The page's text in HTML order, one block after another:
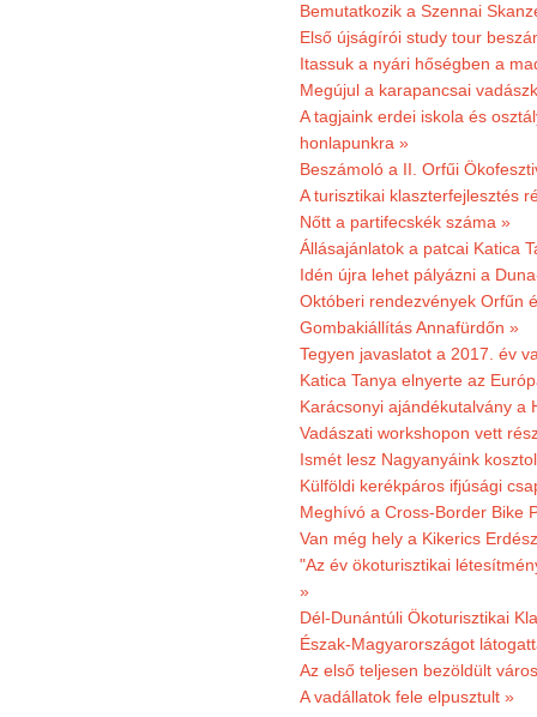
Bemutatkozik a Szennai
Első újságírói study tour
Itassuk a nyári hőségben a
Megújul a karapancsai
A tagjaink erdei iskola és
honlapunkra »
Beszámoló a II. Orfűi
A turisztikai klaszterfejlesztés
Nőtt a partifecskék száma »
Állásajánlatok a patcai Katica
Idén újra lehet pályázni a
Októberi rendezvények Orfűn
Gombakiállítás Annafürdőn »
Tegyen javaslatot a 2017. év
Katica Tanya elnyerte az
Karácsonyi ajándékutalvány a
Vadászati workshopon vett
Ismét lesz Nagyanyáink
Külföldi kerékpáros ifjúsági
Meghívó a Cross-Border Bike
Van még hely a Kikerics
"Az év ökoturisztikai
»
Dél-Dunántúli Ökoturisztikai
Észak-Magyarországot
Az első teljesen bezöldült
A vadállatok fele elpusztult »